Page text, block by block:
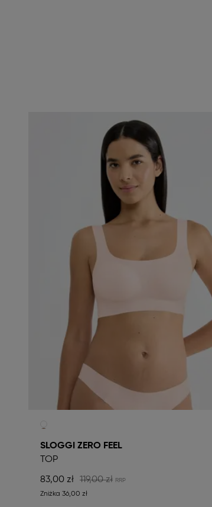
SLOGGI ZERO FEEL
TOP
83,00 zł 119,00 zł
Zniżka 36,00 zł